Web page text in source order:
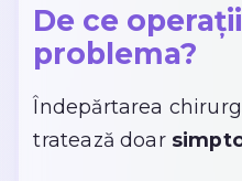
De ce
problema?
Îndepărtarea
tratează doar